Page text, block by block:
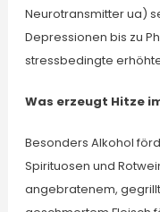
Neurotransmitter ua)
Depressionen bis zu
stressbedingte
Was erzeugt Hitze
Besonders Alkohol
Spirituosen und
angebratenem,